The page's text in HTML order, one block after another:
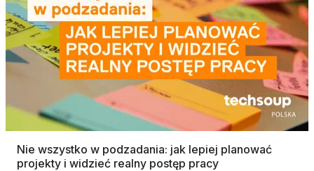
Nie wszystko w podzadania: jak lepiej planować
projekty i widzieć realny postęp pracy